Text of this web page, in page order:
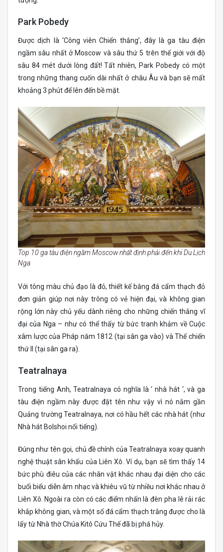
Park Pobedy
Được dịch là ‘Công viên Chiến thắng’, đây là ga tàu điện
ngầm sâu nhất ở Moscow và sâu thứ 5 trên thế giới với độ
sâu 84 mét dưới lòng đất! Tất nhiên, Park Pobedy có một
trong những thang cuốn dài nhất ở châu Âu và bạn sẽ mất
khoảng 3 phút để lên đến bề mặt.
Top 10 ga tàu điện ngầm Moscow nhất định phải đến khi Du Lịch
Nga
Với tông màu chủ đạo là đỏ, thiết kế bằng đá cẩm thạch đỏ
đơn giản giúp nơi này trông có vẻ hiện đại, và không gian
rộng lớn này chủ yếu dành riêng cho những chiến thắng vĩ
đại của Nga – như có thể thấy từ bức tranh khảm về Cuộc
xâm lược của Pháp năm 1812 (tại sân ga vào) và Thế chiến
thứ II (tại sân ga ra).
Teatralnaya
Trong tiếng Anh, Teatralnaya có nghĩa là ‘ nhà hát ‘, và ga
tàu điện ngầm này được đặt tên như vậy vì nó nằm gần
Quảng trường Teatralnaya, nơi có hầu hết các nhà hát (như
Nhà hát Bolshoi nổi tiếng).
Đúng như tên gọi, chủ đề chính của Teatralnaya xoay quanh
nghệ thuật sân khấu của Liên Xô. Ví dụ, bạn sẽ tìm thấy 14
bức phù điêu của các nhân vật khác nhau đại diện cho các
buổi biểu diễn âm nhạc và khiêu vũ từ nhiều nơi khác nhau ở
Liên Xô. Ngoài ra còn có các điểm nhấn là đèn pha lê rải rác
khắp không gian, và một số đá cẩm thạch trắng được cho là
lấy từ Nhà thờ Chúa Kitô Cứu Thế đã bị phá hủy.